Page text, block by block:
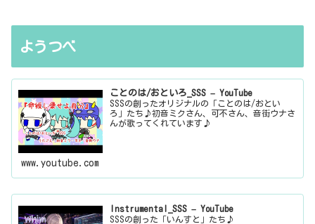
ようつべ
ことのは/おといろ_SSS – YouTube
SSSの創ったオリジナルの「ことのは/おとい
ろ」たち♪初音ミクさん、可不さん、音街ウナさ
んが歌ってくれています♪
www.youtube.com
Instrumental_SSS – YouTube
SSSの創った「いんすと」たち♪